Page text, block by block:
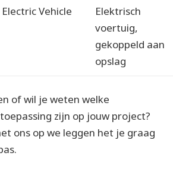
Electric Vehicle
Elektrisch
voertuig,
gekoppeld aan
opslag
of wil je weten welke
zijn op jouw project?
ons op we leggen het je graag